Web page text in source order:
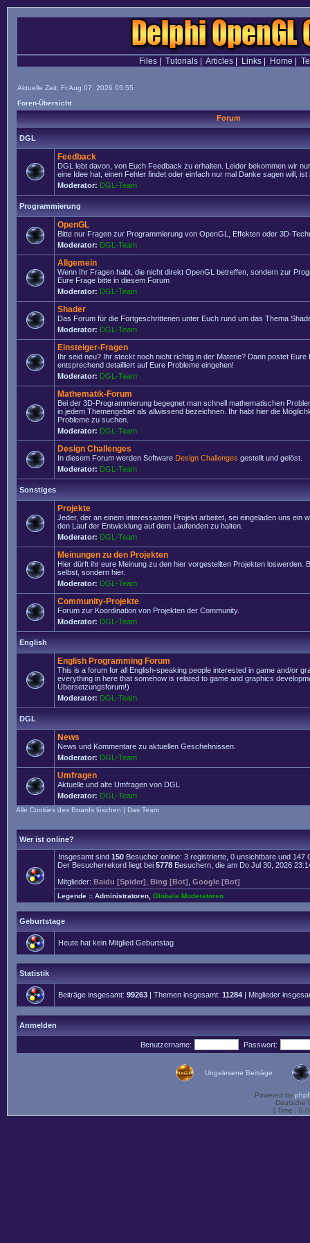
Files| Tutorials| Articles| Links| Home
Aktuelle Zeit: Fr Aug 07, 2026 05:55
Foren-Übersicht
Forum
DGL
Feedback
DGL lebt davon, von Euch Feedback zu erhalten. Leider bekommen wir
eine Idee hat, einen Fehler findet oder einfach nur mal Danke sagen will, ist
Moderator: DGL-Team
Programmierung
OpenGL
Bitte nur Fragen zur Programmierung von OpenGL, Effekten oder 3D-
Moderator: DGL-Team
Allgemein
Wenn Ihr Fragen habt, die nicht direkt OpenGL betreffen, sondern zur
Eure Frage bitte in diesem Forum
Moderator: DGL-Team
Shader
Das Forum für die Fortgeschrittenen unter Euch rund um das Thema
Moderator: DGL-Team
Einsteiger-Fragen
Ihr seid neu? Ihr steckt noch nicht richtig in der Materie? Dann postet Eure
entsprechend detailliert auf Eure Probleme eingehen!
Moderator: DGL-Team
Mathematik-Forum
Bei der 3D-Programmierung begegnet man schnell mathematischen
in jedem Themengebiet als allwissend bezeichnen. Ihr habt hier die
Probleme zu suchen.
Moderator: DGL-Team
Design Challenges
In diesem Forum werden Software Design Challenges gestellt und gelöst.
Moderator: DGL-Team
Sonstiges
Projekte
Jeder, der an einem interessanten Projekt arbeitet, sei eingeladen uns ein
den Lauf der Entwicklung auf dem Laufenden zu halten.
Moderator: DGL-Team
Meinungen zu den Projekten
Hier dürft ihr eure Meinung zu den hier vorgestellten Projekten loswerden.
selbst, sondern hier.
Moderator: DGL-Team
Community-Projekte
Forum zur Koordination von Projekten der Community.
Moderator: DGL-Team
English
English Programming Forum
This is a forum for all English-speaking people interested in game and/or
everything in here that somehow is related to game and graphics
Übersetzungsforum!)
Moderator: DGL-Team
DGL
News
News und Kommentare zu aktuellen Geschehnissen.
Moderator: DGL-Team
Umfragen
Aktuelle und alte Umfragen von DGL
Moderator: DGL-Team
Alle Cookies des Boards löschen | Das Team
Wer ist online?
Insgesamt sind 150 Besucher online: 3 registrierte, 0 unsichtbare und
Der Besucherrekord liegt bei 5778 Besuchern, die am Do Jul 30, 2026
Mitglieder: Baidu [Spider] Bing [Bot] Google [Bot]
Legende :: Administratoren Globale Moderatoren
Geburtstage
Heute hat kein Mitglied Geburtstag
Statistik
Beiträge insgesamt: 99263 | Themen insgesamt: 11284 | Mitglieder
Anmelden
Benutzername: Passwort:
Ungelesene Beiträge
Powered by
Deutsche
[ Time :